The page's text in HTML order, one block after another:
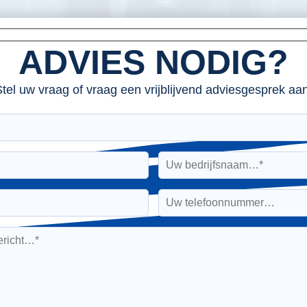
ADVIES NODIG?
uw vraag of vraag een vrijblijvend adviesgesprek